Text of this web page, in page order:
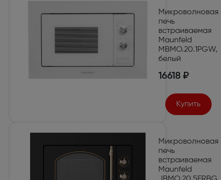
Микроволновая
печь
встраиваемая
Maunfeld
MBMO.20.1PGW,
белый
16618 ₽
Купить
Микроволновая
печь
встраиваемая
Maunfeld